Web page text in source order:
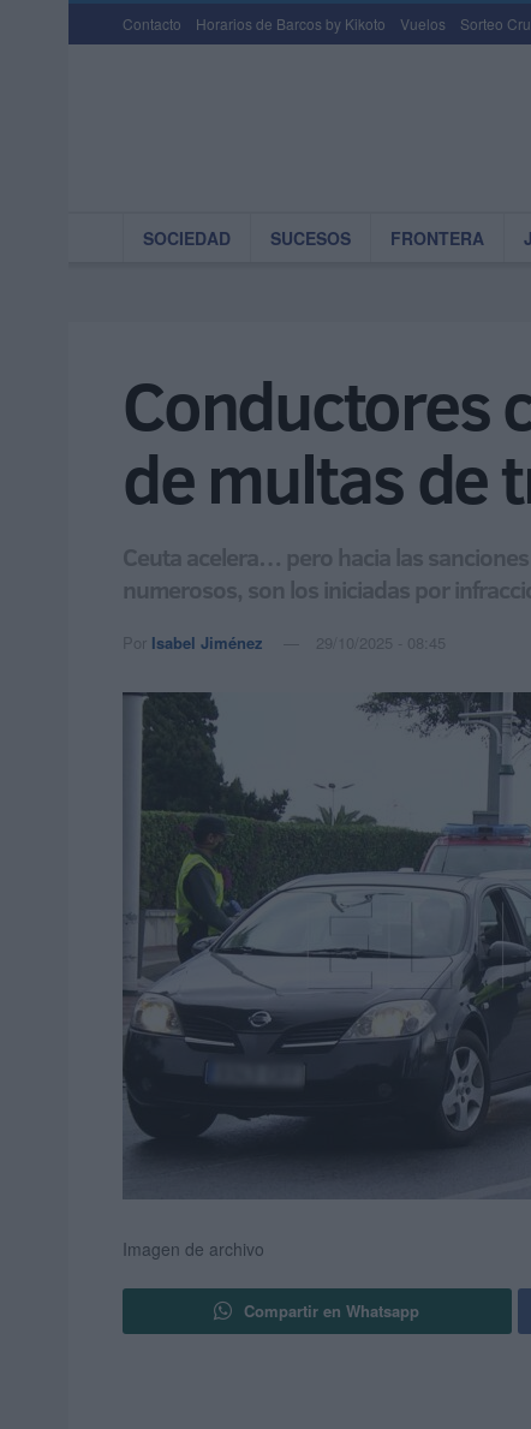
Contacto Horarios de Barcos by Kikoto Vuelos Sorteo
SOCIEDAD SUCESOS FRONTERA
Conductores
de multas de
Ceuta acelera… pero hacia las
numerosos, son los iniciadas por
Por Isabel Jiménez 29/10/2025 - 08:45
Imagen de archivo
Compartir en Whatsapp